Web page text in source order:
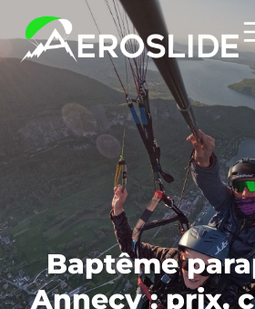
Baptême
Annecy : prix,